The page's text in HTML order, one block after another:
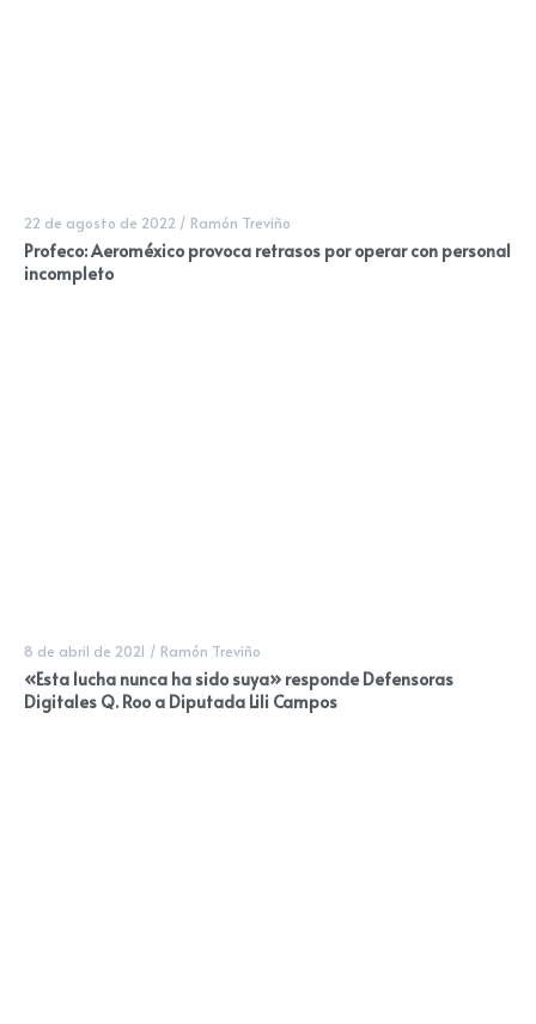
22 de agosto de 2022 / Ramón Treviño
Profeco: Aeroméxico provoca retrasos por operar con personal
incompleto
8 de abril de 2021 / Ramón Treviño
«Esta lucha nunca ha sido suya» responde Defensoras
Digitales Q. Roo a Diputada Lili Campos